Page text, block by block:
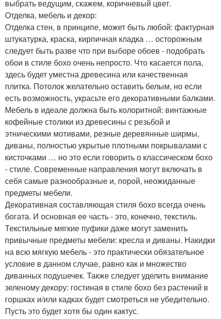
выбрать ведущим, скажем, коричневый цвет.
Отделка, мебель и декор:
Отделка стен, в принципе, может быть любой: фактурная
штукатурка, краска, кирпичная кладка … осторожным
следует быть разве что при выборе обоев - подобрать
обои в стиле бохо очень непросто. Что касается пола,
здесь будет уместна древесина или качественная
плитка. Потолок желательно оставить белым, но если
есть возможность, украсьте его декоративными балками.
Мебель в идеале должна быть колоритной: винтажные
кофейные столики из древесины с резьбой и
этническими мотивами, резные деревянные ширмы,
диваны, полностью укрытые плотными покрывалами с
кисточками … но это если говорить о классическом бохо
- стиле. Современные направления могут включать в
себя самые разнообразные и, порой, неожиданные
предметы мебели.
Декоративная составляющая стиля бохо всегда очень
богата. И основная ее часть - это, конечно, текстиль.
Текстильные мягкие пуфики даже могут заменить
привычные предметы мебели: кресла и диваны. Накидки
на всю мягкую мебель - это практически обязательное
условие в данном случае, равно как и множество
диванных подушечек. Также следует уделить внимание
зеленому декору: гостиная в стиле бохо без растений в
горшках и/или кадках будет смотреться не убедительно.
Пусть это будет хотя бы один кактус.